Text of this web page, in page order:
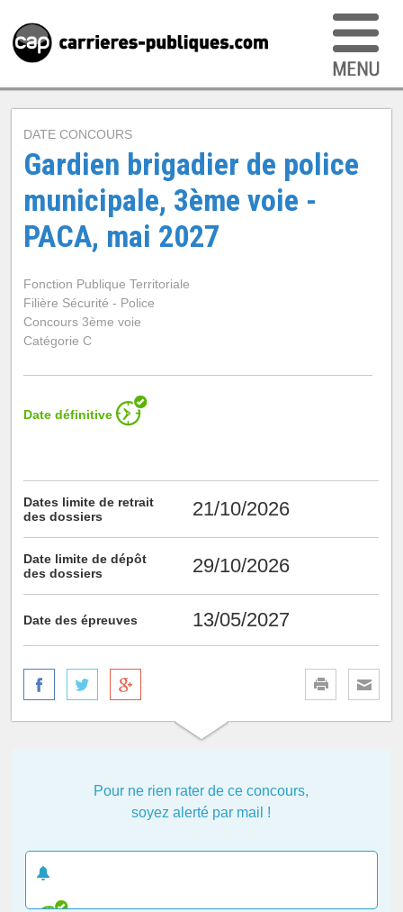
DATE CONCOURS
Gardien brigadier de police
municipale, 3ème voie -
PACA, mai 2027
Fonction Publique Territoriale
Filière Sécurité - Police
Concours 3ème voie
Catégorie C
Date définitive
Dates limite de retrait
des dossiers
21/10/2026
Date limite de dépôt
des dossiers
29/10/2026
Date des épreuves 13/05/2027
Pour ne rien rater de ce concours,
soyez alerté par mail !